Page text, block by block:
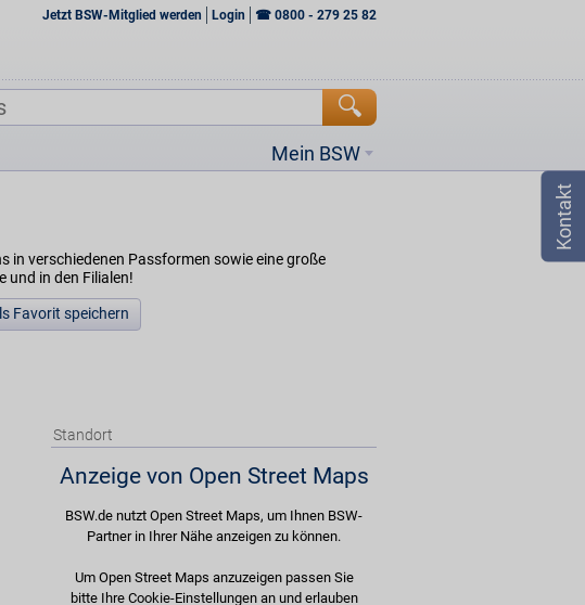
Jetzt BSW-Mitglied werden Login ☎ 0800 - 279 25 82
Mein BSW
in verschiedenen Passformen sowie eine große
und in den Filialen!
Favorit speichern
Standort
Anzeige von Open Street Maps
BSW.de nutzt Open Street Maps, um Ihnen BSW-
Partner in Ihrer Nähe anzeigen zu können.
Um Open Street Maps anzuzeigen passen Sie
bitte Ihre Cookie-Einstellungen an und erlauben